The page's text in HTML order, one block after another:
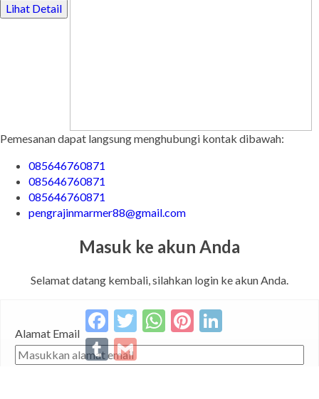
FacebookTwitterWhatsAppPinterest
TumblrGmail
Lihat Detail
Pemesanan dapat langsung menghubungi kontak dibawah:
085646760871
085646760871
085646760871
pengrajinmarmer88@gmail.com
Masuk ke akun Anda
Selamat datang kembali, silahkan login ke akun Anda.
Alamat Email